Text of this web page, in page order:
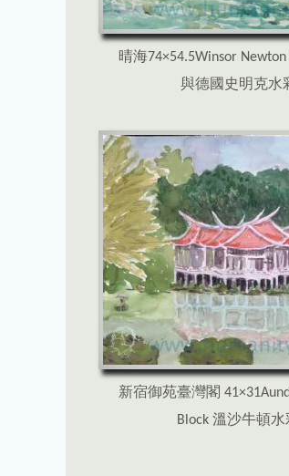
晴海74×54.5Winsor
與德國史明克水
新宿御苑臺灣閣
Block 溫沙牛頓水